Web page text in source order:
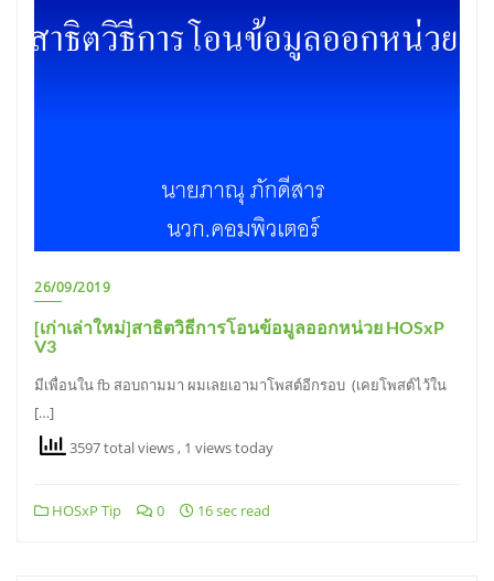
26/09/2019
[เก่าเล่าใหม่]สาธิตวิธีการโอนข้อมูลออกหน่วย HOSxP
V3
มีเพื่อนใน fb สอบถามมา ผมเลยเอามาโพสต์อีกรอบ (เคยโพสต์ไว้ใน
[…]
3597 total views, 1 views today
HOSxP Tip 0 16 sec read